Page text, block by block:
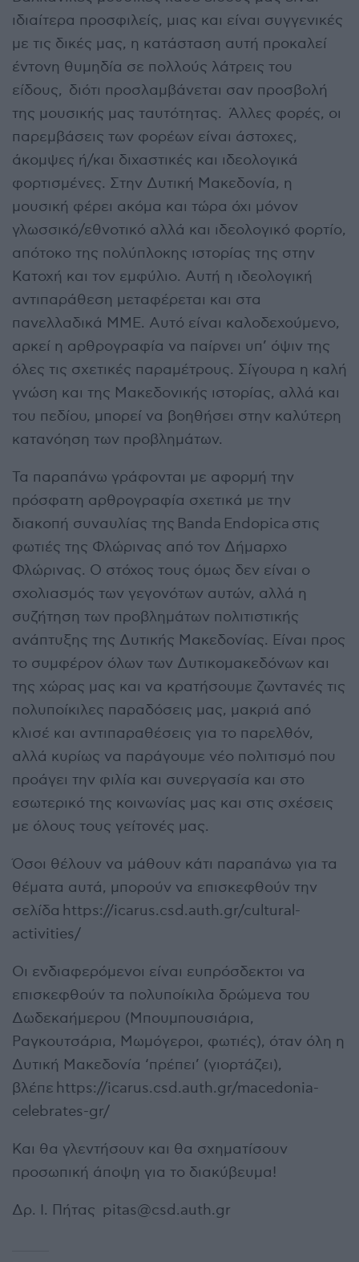
ιδιαίτερα προσφιλείς, μιας και είναι συγγενικές
με τις δικές μας, η κατάσταση αυτή προκαλεί
έντονη θυμηδία σε πολλούς λάτρεις του
είδους, διότι προσλαμβάνεται σαν προσβολή
της μουσικής μας ταυτότητας. Άλλες φορές, οι
παρεμβάσεις των φορέων είναι άστοχες,
άκομψες ή/και διχαστικές και ιδεολογικά
φορτισμένες. Στην Δυτική Μακεδονία, η
μουσική φέρει ακόμα και τώρα όχι μόνον
γλωσσικό/εθνοτικό αλλά και ιδεολογικό φορτίο,
απότοκο της πολύπλοκης ιστορίας της στην
Κατοχή και τον εμφύλιο. Αυτή η ιδεολογική
αντιπαράθεση μεταφέρεται και στα
πανελλαδικά ΜΜΕ. Αυτό είναι καλοδεχούμενο,
αρκεί η αρθρογραφία να παίρνει υπ’ όψιν της
όλες τις σχετικές παραμέτρους. Σίγουρα η καλή
γνώση και της Μακεδονικής ιστορίας, αλλά και
του πεδίου, μπορεί να βοηθήσει στην καλύτερη
κατανόηση των προβλημάτων.
Τα παραπάνω γράφονται με αφορμή την
πρόσφατη αρθρογραφία σχετικά με την
διακοπή συναυλίας της Banda Endopica στις
φωτιές της Φλώρινας από τον Δήμαρχο
Φλώρινας. Ο στόχος τους όμως δεν είναι ο
σχολιασμός των γεγονότων αυτών, αλλά η
συζήτηση των προβλημάτων πολιτιστικής
ανάπτυξης της Δυτικής Μακεδονίας. Είναι προς
το συμφέρον όλων των Δυτικομακεδόνων και
της χώρας μας και να κρατήσουμε ζωντανές τις
πολυποίκιλες παραδόσεις μας, μακριά από
κλισέ και αντιπαραθέσεις για το παρελθόν,
αλλά κυρίως να παράγουμε νέο πολιτισμό που
προάγει την φιλία και συνεργασία και στο
εσωτερικό της κοινωνίας μας και στις σχέσεις
με όλους τους γείτονές μας.
Όσοι θέλουν να μάθουν κάτι παραπάνω για τα
θέματα αυτά, μπορούν να επισκεφθούν την
σελίδα https://icarus.csd.auth.gr/cultural-
activities/
Οι ενδιαφερόμενοι είναι ευπρόσδεκτοι να
επισκεφθούν τα πολυποίκιλα δρώμενα του
Δωδεκαήμερου (Μπουμπουσιάρια,
Ραγκουτσάρια, Μωμόγεροι, φωτιές), όταν όλη η
Δυτική Μακεδονία ‘πρέπει’ (γιορτάζει),
βλέπε https://icarus.csd.auth.gr/macedonia-
celebrates-gr/
Και θα γλεντήσουν και θα σχηματίσουν
προσωπική άποψη για το διακύβευμα!
Δρ. Ι. Πήτας pitas@csd.auth.gr